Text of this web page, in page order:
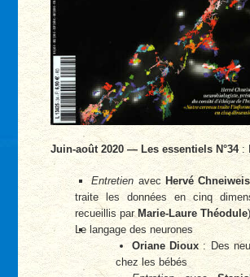
Juin-août 2020 — Les essentiels N°34:
Entretien avec Hervé
traite les données en cinq
recueillis par Marie-Laure Théodule)
Le langage des neurones
Oriane Dioux : Des
chez les bébés